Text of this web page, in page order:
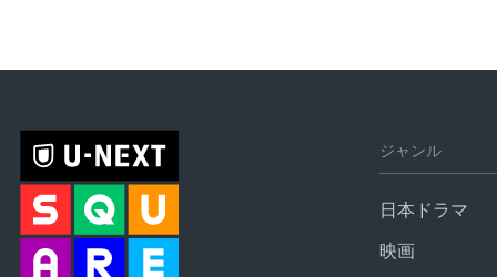
ジャンル
日本ドラマ
映画